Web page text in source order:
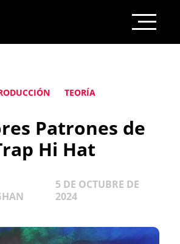
TEORÍA
Patrones de
Hi Hat
5 DE OCTUBRE DE
2024